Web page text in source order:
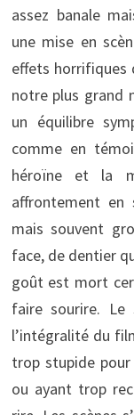
assez banale
une mise en
effets horrifiques
notre plus grand
un équilibre
comme en
héroïne et la
affrontement en
mais souvent
face, de dentier
goût est mort
faire sourire. Le
l’intégralité du
trop stupide
ou ayant trop